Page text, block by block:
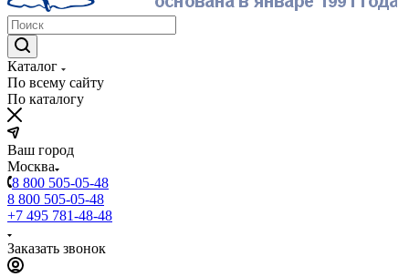
Каталог
По всему сайту
По каталогу
Ваш город
Москва
8 800 505-05-48
8 800 505-05-48
+7 495 781-48-48
Заказать звонок